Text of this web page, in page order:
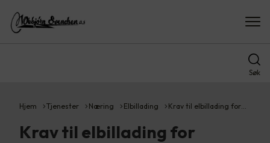
Søk
Hjem Tjenester Næring Elbillading Krav til elbillading for…
Krav til elbillading for